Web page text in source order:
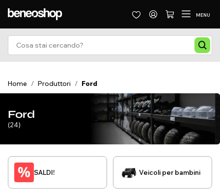
MENU
Home / Produttori / Ford
Ford
(24)
SALDI! Veicoli per bambini